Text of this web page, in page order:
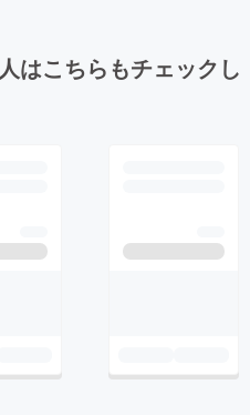
はこちらもチェックし